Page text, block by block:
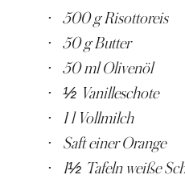
· 500 g Risottoreis
· 50 g Butter
· 50 ml Olivenöl
· ½ Vanilleschote
· 1 l Vollmilch
· Saft einer Orange
· 1½ Tafeln weiße